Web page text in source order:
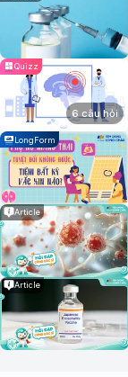
Quizz
6 câu hỏi
LongForm
Article
Article